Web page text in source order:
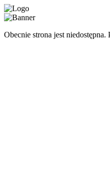
Obecnie strona jest